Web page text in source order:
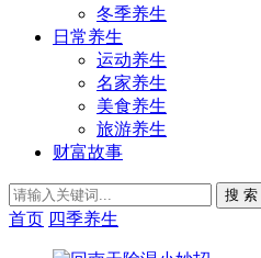
冬季养生
日常养生
运动养生
名家养生
美食养生
旅游养生
财富故事
搜 索
首页 四季养生